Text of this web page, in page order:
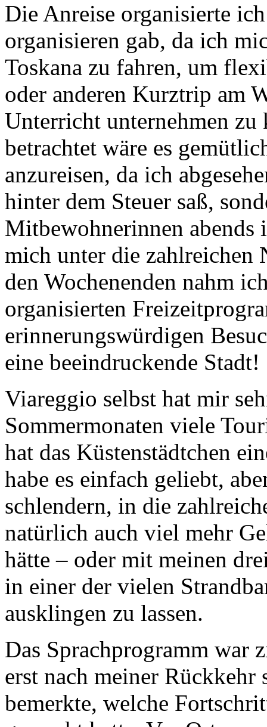
Die Anreise organisierte
organisieren gab, da ich
Toskana zu fahren, um
oder anderen Kurztrip am
Unterricht unternehmen
betrachtet wäre es
anzureisen, da ich
hinter dem Steuer saß,
Mitbewohnerinnen abends
mich unter die zahlreichen
den Wochenenden nahm
organisierten
erinnerungswürdigen
eine beeindruckende Stadt!
Viareggio selbst hat mir
Sommermonaten viele
hat das Küstenstädtchen
habe es einfach geliebt,
schlendern, in die
natürlich auch viel mehr
hätte – oder mit meinen
in einer der vielen
ausklingen zu lassen.
Das Sprachprogramm war
erst nach meiner Rückkehr
bemerkte, welche